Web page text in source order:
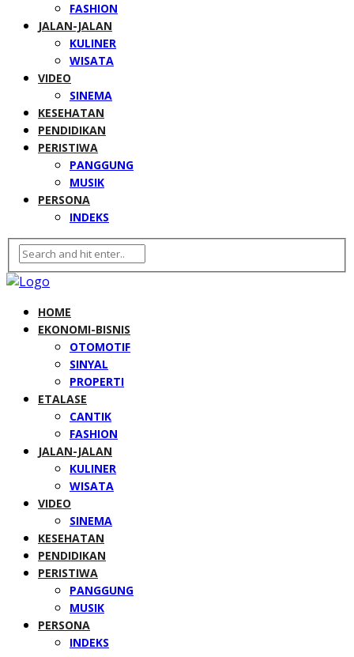
FASHION
JALAN-JALAN
KULINER
WISATA
VIDEO
SINEMA
KESEHATAN
PENDIDIKAN
PERISTIWA
PANGGUNG
MUSIK
PERSONA
INDEKS
HOME
EKONOMI-BISNIS
OTOMOTIF
SINYAL
PROPERTI
ETALASE
CANTIK
FASHION
JALAN-JALAN
KULINER
WISATA
VIDEO
SINEMA
KESEHATAN
PENDIDIKAN
PERISTIWA
PANGGUNG
MUSIK
PERSONA
INDEKS